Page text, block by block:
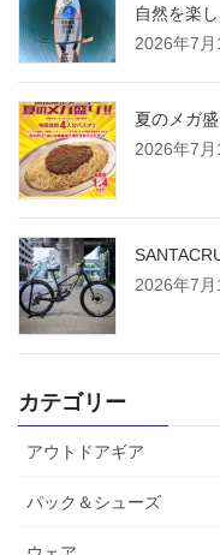
自然を楽
2026年7月
夏のメガ
2026年7月
2026年7月
カテゴリー
アウトドアギア
パック＆シューズ